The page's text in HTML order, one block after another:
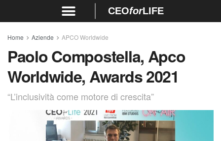
CEOforLIFE
Home Aziende APCO Worldwide
Paolo Compostella, Apco
Worldwide, Awards 2021
“L’inclusività come motore di crescita”